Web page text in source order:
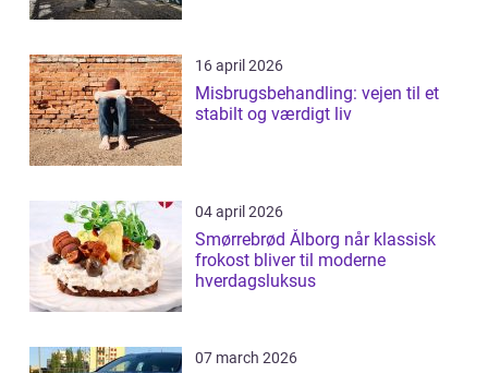
16 april 2026
Misbrugsbehandling: vejen til et
stabilt og værdigt liv
04 april 2026
Smørrebrød Ålborg når klassisk
frokost bliver til moderne
hverdagsluksus
07 march 2026